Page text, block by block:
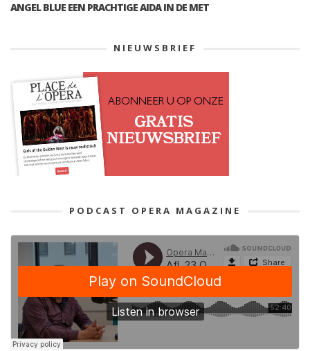
ANGEL BLUE EEN PRACHTIGE AIDA IN DE MET
NIEUWSBRIEF
PODCAST OPERA MAGAZINE